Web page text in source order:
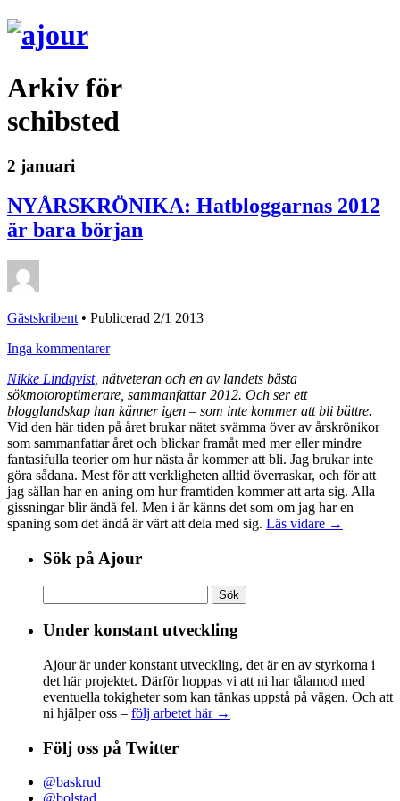
Arkiv för
schibsted
2 januari
NYÅRSKRÖNIKA: Hatbloggarnas 2012
är bara början
Gästskribent • Publicerad 2/1 2013
Inga kommentarer
Nikke Lindqvist, nätveteran och en av landets bästa
sökmotoroptimerare, sammanfattar 2012. Och ser ett
blogglandskap han känner igen – som inte kommer att bli bättre.
Vid den här tiden på året brukar nätet svämma över av årskrönikor
som sammanfattar året och blickar framåt med mer eller mindre
fantasifulla teorier om hur nästa år kommer att bli. Jag brukar inte
göra sådana. Mest för att verkligheten alltid överraskar, och för att
jag sällan har en aning om hur framtiden kommer att arta sig. Alla
gissningar blir ändå fel. Men i år känns det som om jag har en
spaning som det ändå är värt att dela med sig. Läs vidare →
Sök på Ajour
efter:
Under konstant utveckling
Ajour är under konstant utveckling, det är en av styrkorna i
det här projektet. Därför hoppas vi att ni har tålamod med
eventuella tokigheter som kan tänkas uppstå på vägen. Och att
ni hjälper oss – följ arbetet här →
Följ oss på Twitter
@baskrud